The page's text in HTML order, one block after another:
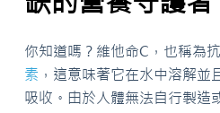
你知道嗎？維他命C，也稱為
素 ，這意味著它在水中溶解
吸收。由於人體無法自行製造